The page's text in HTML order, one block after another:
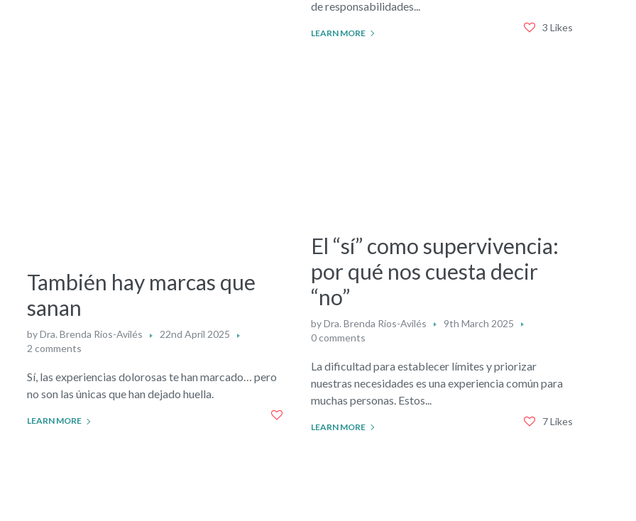
de responsabilidades...
LEARN MORE 3 Likes
También hay marcas que
sanan
byDra. Brenda Ríos-Avilés
22nd April 2025
2 comments
Sí, las experiencias dolorosas te han marcado… pero
no son las únicas que han dejado huella.
LEARN MORE
El “sí” como supervivencia:
por qué nos cuesta decir
“no”
byDra. Brenda Ríos-Avilés
9th March 2025
0 comments
La dificultad para establecer límites y priorizar
nuestras necesidades es una experiencia común para
muchas personas. Estos...
LEARN MORE 7 Likes